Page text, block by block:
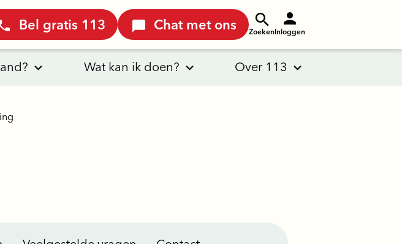
Bel gratis 113 Chat met ons ZoekenInloggen
Wat kan ik doen? Over 113